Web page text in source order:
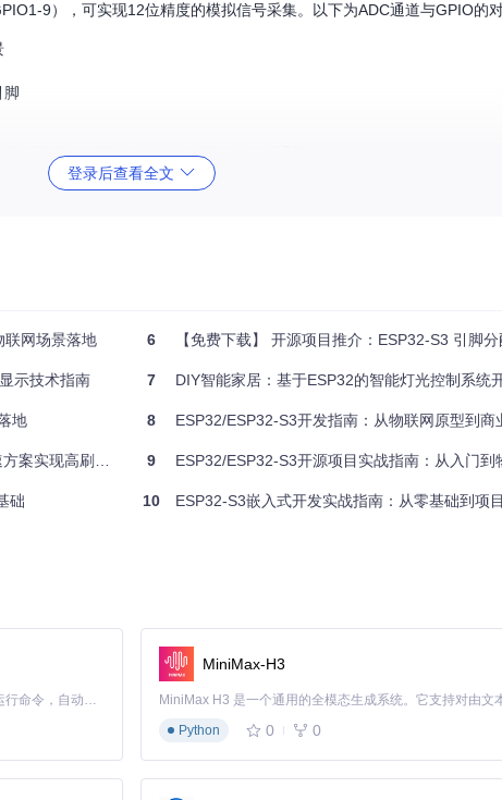
9），可实现12位精度的模拟信号采集。以下为ADC通道与GPIO的
脚
时需避免使用GPIO10-13对应的ADC2通道。
- 用于设备固件下载和调试
（TDI）、GPIO42（TDO）- 调试接口，受eFuses配置影响
用
登录后查看全文
联网场景落地
示技术指南
地
新率视觉体验
础
6 【免费下载】 开源项目推介：ESP32-S3 引脚分配指南——为您的物联网
7 DIY智能家居：基于ESP32的智能灯光控制系统
8 ESP32/ESP32-S3开发指南：从物联网原型到商
9 ESP32/ESP32-S3开源项目实战指南：从入门到
10 ESP32-S3嵌入式开发实战指南：从零基础到项
Claude Code 的开源替代方案。连接任意大模型，编辑代码，运行命令，自动验证 — 全自动执行。用 Rust 构建，极致性能。 ｜ An open-source alternative to Claude Code. Connect any LLM, edit code, run commands, and verify changes — autonomously. Built in Rust for speed. Get Started
MiniMax-H3
Python
0 0